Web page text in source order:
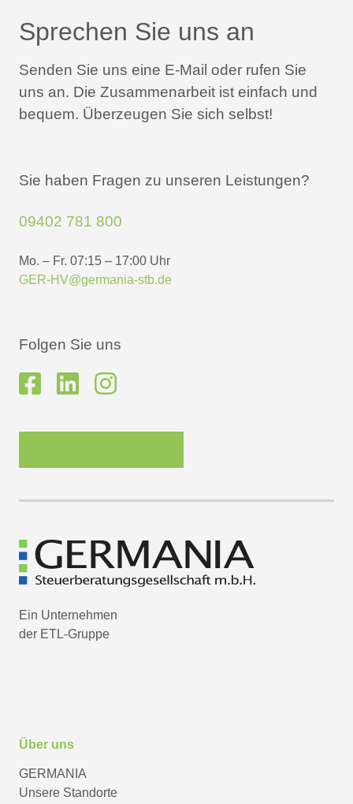
Sprechen Sie uns an
Senden Sie uns eine E-Mail oder rufen Sie
uns an. Die Zusammenarbeit ist einfach und
bequem. Überzeugen Sie sich selbst!
Sie haben Fragen zu unseren Leistungen?
09402 781 800
Mo. – Fr. 07:15 – 17:00 Uhr
GER-HV@germania-stb.de
Folgen Sie uns
Ein Unternehmen
der ETL-Gruppe
Über uns
GERMANIA
Unsere Standorte